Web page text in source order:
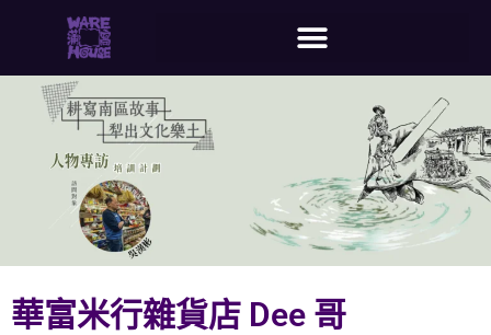
華富米行雜貨店 Dee 哥